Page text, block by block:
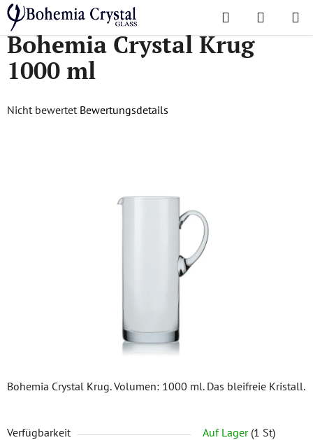
Zum
Inhalt
springen
Suchen
Startseite
/ Krüge Bohemia Crystal Krug 1000 ml
Bohemia Crystal Krug. Volumen: 1000 ml. Das bleifreie Kristall.
Verfügbarkeit Auf Lager (1 St)
Bohemia Crystal Krug
1000 ml
Die
Nicht bewertet Bewertungsdetails